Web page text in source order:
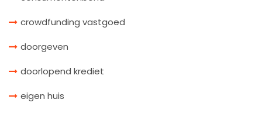
crowdfunding vastgoed
doorgeven
doorlopend krediet
eigen huis